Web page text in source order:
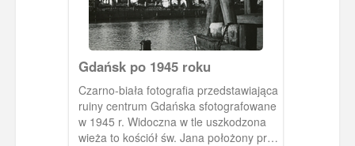
Gdańsk po 1945 roku
Czarno-biała fotografia przedstawiająca
ruiny centrum Gdańska sfotografowane
w 1945 r. Widoczna w tle uszkodzona
wieża to kościół św. Jana położony przy